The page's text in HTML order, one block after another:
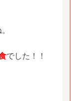
でした！！